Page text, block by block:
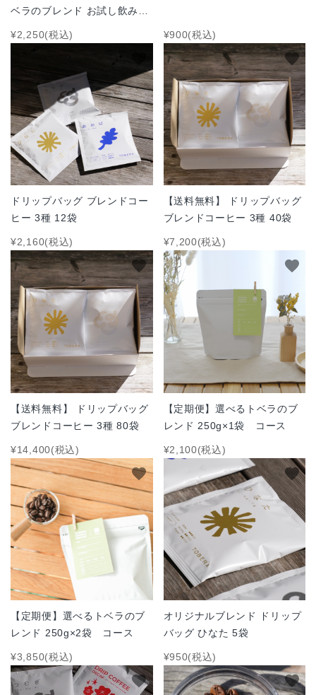
お得なTOBERAの定期便
価格から探す
INFORMATIOM
配送方法
プライバシーポリシー
特定商取引法について
お問い合わせ
ACCOUNT MENU
ようこそ ゲスト 様
meeting_room person
ベラのブレンド お試し飲み比
べセット 100g×3種
¥2,250(税込) ¥900(税込)
ドリップバッグ ブレンドコー
ヒー 3種 12袋
¥2,160(税込)
【送料無料】 ドリップバッグ
ブレンドコーヒー 3種 40袋
¥7,200(税込)
favorite
【送料無料】 ドリップバッグ
ブレンドコーヒー 3種 80袋
¥14,400(税込)
favorite
【定期便】選べるトベラのブ
レンド 250g×1袋 コース
¥2,100(税込)
favorite
【定期便】選べるトベラのブ
レンド 250g×2袋 コース
¥3,850(税込)
favorite
オリジナルブレンド ドリップ
バッグ ひなた 5袋
¥950(税込)
favorite
favorite favorite